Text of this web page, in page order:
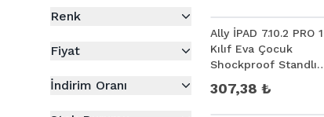
Renk
Fiyat
İndirim Oranı
Ally İPAD 7.10.2 PRO
Kılıf Eva Çocuk
Shockproof Standlı
307,38 ₺